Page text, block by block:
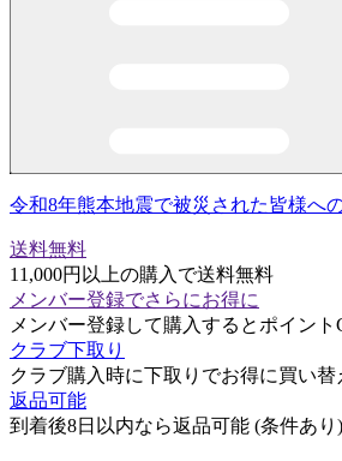
令和8年熊本地震で被災された皆様へ
送料無料
11,000円以上の購入で送料無料
メンバー登録でさらにお得に
メンバー登録して購入するとポイント
クラブ下取り
クラブ購入時に下取りでお得に買い替
返品可能
到着後8日以内なら返品可能 (条件あり)